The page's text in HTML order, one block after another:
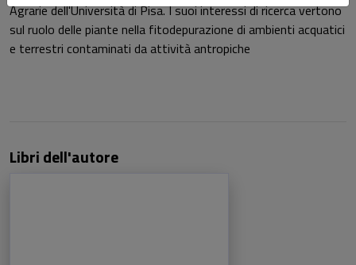
Agrarie dell'Università di Pisa. I suoi interessi di ricerca vertono
sul ruolo delle piante nella fitodepurazione di ambienti acquatici
e terrestri contaminati da attività antropiche
Libri dell'autore